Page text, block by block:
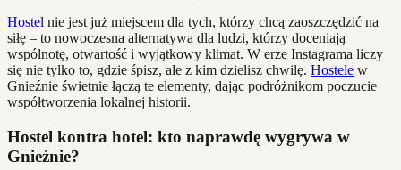
Hostel nie jest już miejscem dla tych, którzy chcą zaoszczędzić na
siłę – to nowoczesna alternatywa dla ludzi, którzy doceniają
wspólnotę, otwartość i wyjątkowy klimat. W erze Instagrama liczy
się nie tylko to, gdzie śpisz, ale z kim dzielisz chwilę. Hostele w
Gnieźnie świetnie łączą te elementy, dając podróżnikom poczucie
współtworzenia lokalnej historii.
Hostel kontra hotel: kto naprawdę wygrywa w
Gnieźnie?